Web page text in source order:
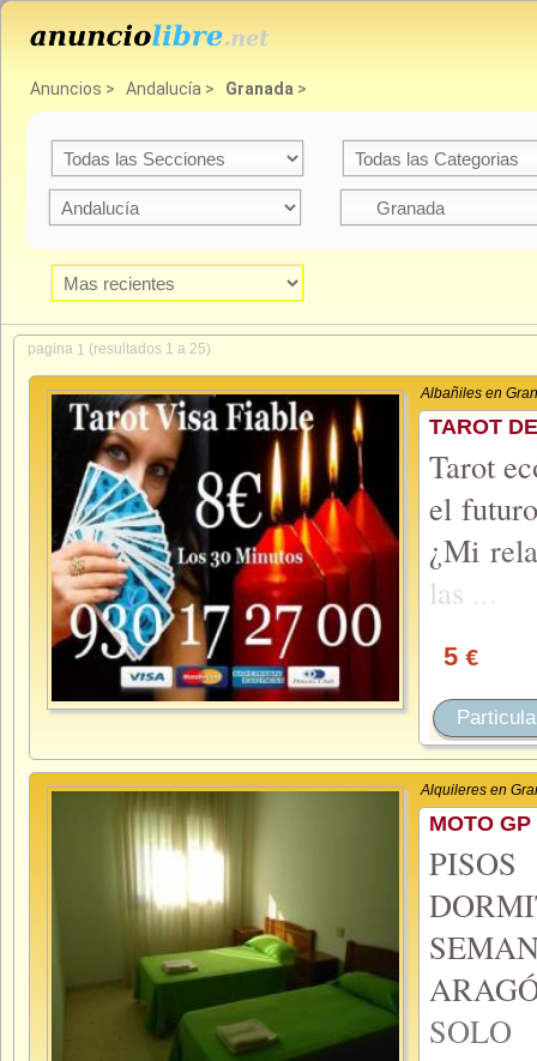
Anuncios > Andalucía > Granada >
pagina 1 (resultados 1 a 25)
Albañiles en
TAROT
Tarot
el
¿Mi
las
5 €
Alquileres en
MOTO